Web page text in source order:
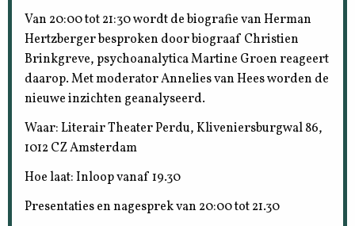
Van 20:00 tot 21:30 wordt de biografie van Herman
Hertzberger besproken door biograaf Christien
Brinkgreve, psychoanalytica Martine Groen reageert
daarop. Met moderator Annelies van Hees worden de
nieuwe inzichten geanalyseerd.
Waar: Literair Theater Perdu, Kliveniersburgwal 86,
1012 CZ Amsterdam
Hoe laat: Inloop vanaf 19.30
Presentaties en nagesprek van 20:00 tot 21.30